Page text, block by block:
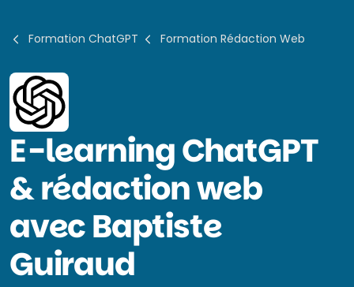
Formation ChatGPT Formation Rédaction Web
E-learningChatGPT
& rédaction web
avec Baptiste
Guiraud